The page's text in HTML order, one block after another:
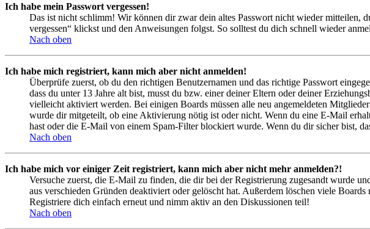
Ich habe mein Passwort vergessen!
Das ist nicht schlimm! Wir können dir zwar dein altes Passwort nicht wieder mitteilen,
vergessen“ klickst und den Anweisungen folgst. So solltest du dich schnell wieder
Nach oben
Ich habe mich registriert, kann mich aber nicht anmelden!
Überprüfe zuerst, ob du den richtigen Benutzernamen und das richtige Passwort
dass du unter 13 Jahre alt bist, musst du bzw. einer deiner Eltern oder deiner
vielleicht aktiviert werden. Bei einigen Boards müssen alle neu angemeldeten
wurde dir mitgeteilt, ob eine Aktivierung nötig ist oder nicht. Wenn du eine E-Mail
hast oder die E-Mail von einem Spam-Filter blockiert wurde. Wenn du dir sicher bist,
Nach oben
Ich habe mich vor einiger Zeit registriert, kann mich aber nicht mehr anmelden?!
Versuche zuerst, die E-Mail zu finden, die dir bei der Registrierung zugesandt wurde
aus verschieden Gründen deaktiviert oder gelöscht hat. Außerdem löschen viele
Registriere dich einfach erneut und nimm aktiv an den Diskussionen teil!
Nach oben